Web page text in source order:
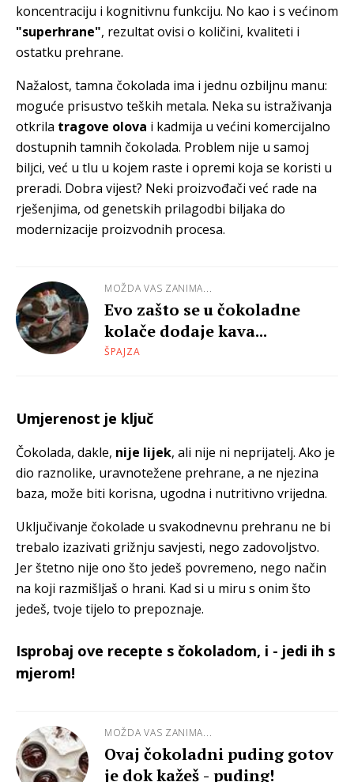
koncentraciju i kognitivnu funkciju. No kao i s većinom
"superhrane", rezultat ovisi o količini, kvaliteti i
ostatku prehrane.
Nažalost, tamna čokolada ima i jednu ozbiljnu manu:
moguće prisustvo teških metala. Neka su istraživanja
otkrila tragove olova i kadmija u većini komercijalno
dostupnih tamnih čokolada. Problem nije u samoj
biljci, već u tlu u kojem raste i opremi koja se koristi u
preradi. Dobra vijest? Neki proizvođači već rade na
rješenjima, od genetskih prilagodbi biljaka do
modernizacije proizvodnih procesa.
MOŽDA VAS ZANIMA...
Evo zašto se u čokoladne
kolače dodaje kava...
ŠPAJZA
Umjerenost je ključ
Čokolada, dakle, nije lijek, ali nije ni neprijatelj. Ako je
dio raznolike, uravnotežene prehrane, a ne njezina
baza, može biti korisna, ugodna i nutritivno vrijedna.
Uključivanje čokolade u svakodnevnu prehranu ne bi
trebalo izazivati grižnju savjesti, nego zadovoljstvo.
Jer štetno nije ono što jedeš povremeno, nego način
na koji razmišljaš o hrani. Kad si u miru s onim što
jedeš, tvoje tijelo to prepoznaje.
Isprobaj ove recepte s čokoladom, i - jedi ih s
mjerom!
MOŽDA VAS ZANIMA...
Ovaj čokoladni puding gotov
je dok kažeš - puding!